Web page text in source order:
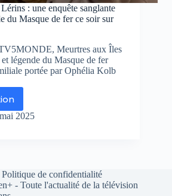
: une enquête sanglante
du Masque de fer ce soir sur
Meurtres aux Îles
légende du Masque de fer
portée par Ophélia Kolb
2025
Politique de confidentialité
- Toute l'actualité de la télévision